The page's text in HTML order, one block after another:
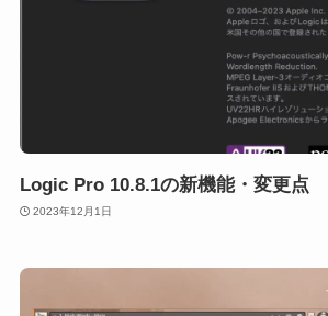
Logic Pro 10.8.1の新機能・変更点
2023年12月1日